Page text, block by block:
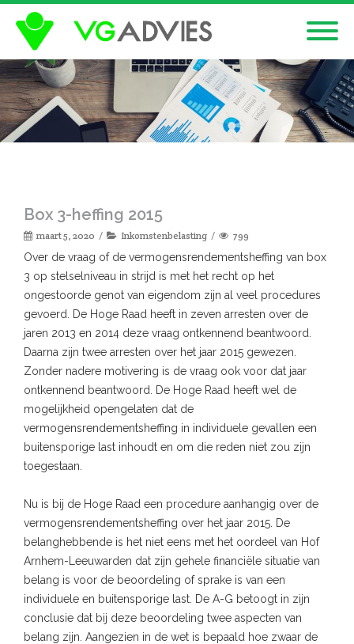
Box 3-heffing 2015
maart 5, 2020 Inkomstenbelasting 799
Over de vraag of de vermogensrendementsheffing van box
3 op stelselniveau in strijd is met het recht op het
ongestoorde genot van eigendom zijn al veel procedures
gevoerd. De Hoge Raad heeft in zeven arresten over de
jaren 2013 en 2014 deze vraag ontkennend beantwoord.
Daarna zijn twee arresten over het jaar 2015 gewezen.
Zonder nadere motivering is de vraag ook voor dat jaar
ontkennend beantwoord. De Hoge Raad heeft wel de
mogelijkheid opengelaten dat de
vermogensrendementsheffing in individuele gevallen een
buitensporige last inhoudt en om die reden niet zou zijn
toegestaan.
Nu is bij de Hoge Raad een procedure aanhangig over de
vermogensrendementsheffing over het jaar 2015. De
belanghebbende is het niet eens met het oordeel van Hof
Arnhem-Leeuwarden dat zijn gehele financiële situatie van
belang is voor de beoordeling of sprake is van een
individuele en buitensporige last. De A-G betoogt in zijn
conclusie dat bij deze beoordeling twee aspecten van
belang zijn. Aangezien in de wet is bepaald hoe zwaar de